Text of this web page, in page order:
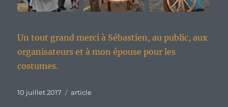
Un tout grand merci à Sébastien, au public, aux
organisateurs et à mon épouse pour les
costumes.
Publié
10 juillet 2017 Catégories
article